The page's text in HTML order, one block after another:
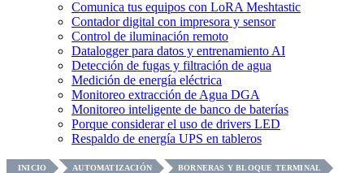
Comunica tus equipos con LoRA Meshtastic
Contador digital con impresora y sensor
Control de iluminación remoto
Datalogger para datos y entrenamiento AI
Detección de fugas y filtración de agua
Medición de energía eléctrica
Monitoreo extracción de Agua DGA
Monitoreo inteligente de banco de baterías
Porque considerar el uso de drivers LED
Respaldo de energía UPS en tableros
INICIO AUTOMATIZACIÓN
BORNERAS Y BLOQUE TERMINAL